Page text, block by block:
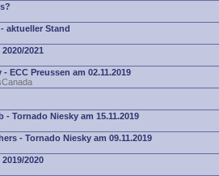
aktueller Stand
2021
ECC Preussen am 02.11.2019
- Tornado Niesky am 15.11.2019
- Tornado Niesky am 09.11.2019
2020